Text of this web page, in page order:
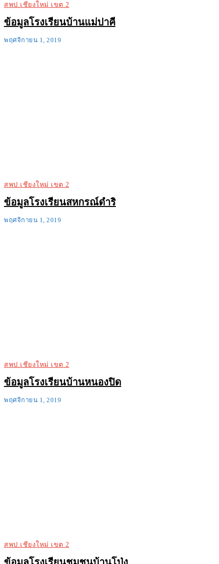
สพป.เชียงใหม่ เขต 2
ข้อมูลโรงเรียนบ้านแม่ปาคี
พฤศจิกายน 1, 2019
สพป.เชียงใหม่ เขต 2
ข้อมูลโรงเรียนสหกรณ์ดำริ
พฤศจิกายน 1, 2019
สพป.เชียงใหม่ เขต 2
ข้อมูลโรงเรียนบ้านหนองปิด
พฤศจิกายน 1, 2019
สพป.เชียงใหม่ เขต 2